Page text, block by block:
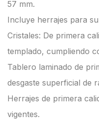
57 mm.
Incluye herrajes para
Cristales: De primera
templado, cumpliendo
Tablero laminado de
desgaste superficial de
Herrajes de primera
vigentes.